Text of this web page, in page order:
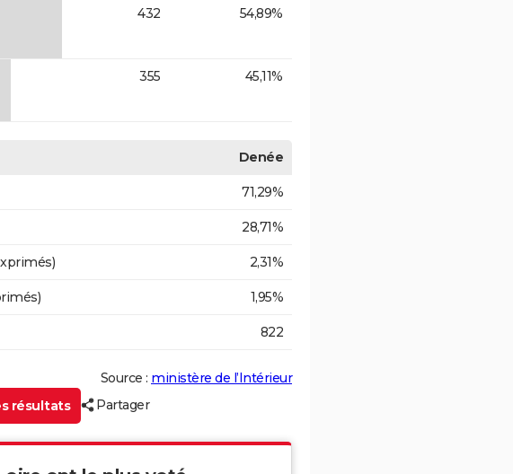
432 54,89%
355 45,11%
Denée
71,29%
28,71%
2,31%
1,95%
822
Source : ministère de l’Intérieur
résultats
Partager